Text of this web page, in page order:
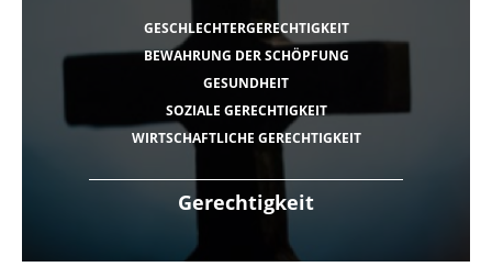
Gerechtigkeit
GESCHLECHTERGERECHTIGKEIT
BEWAHRUNG DER SCHÖPFUNG
GESUNDHEIT
SOZIALE GERECHTIGKEIT
WIRTSCHAFTLICHE GERECHTIGKEIT